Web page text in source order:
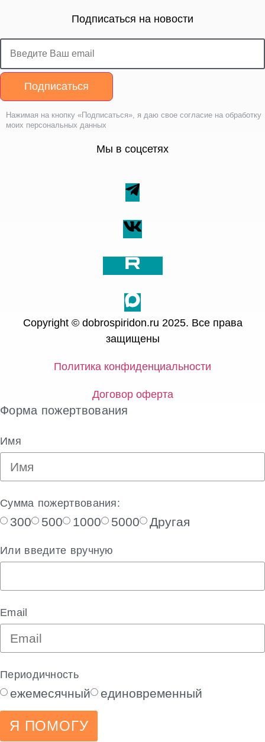
Подписаться на новости
Подписаться
Нажимая на кнопку «Подписаться», я даю свое согласие на обработку
моих персональных данных
Мы в соцсетях
Copyright © dobrospiridon.ru 2025. Все права
защищены
Политика конфиденциальности
Договор оферта
Форма пожертвования
Имя
Сумма пожертвования:
300 500 1000 5000 Другая
Или введите вручную
Email
Периодичность
ежемесячный единовременный
Я ПОМОГУ